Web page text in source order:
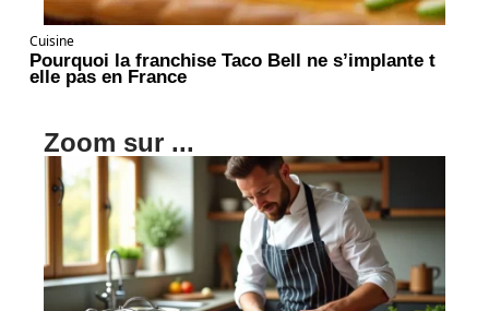
Cuisine
Pourquoi la franchise Taco Bell ne s’implante t
elle pas en France
Zoom sur ...